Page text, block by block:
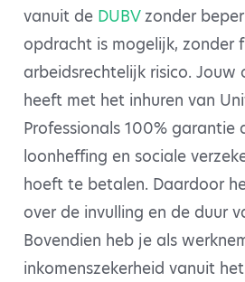
vanuit de DUBVzonder
opdracht is mogelijk, zonder
arbeidsrechtelijk risico. Jouw
heeft met het inhuren van
Professionals 100% garantie
loonheffing en sociale
hoeft te betalen. Daardoor
over de invulling en de duur
Bovendien heb je als
inkomenszekerheid vanuit